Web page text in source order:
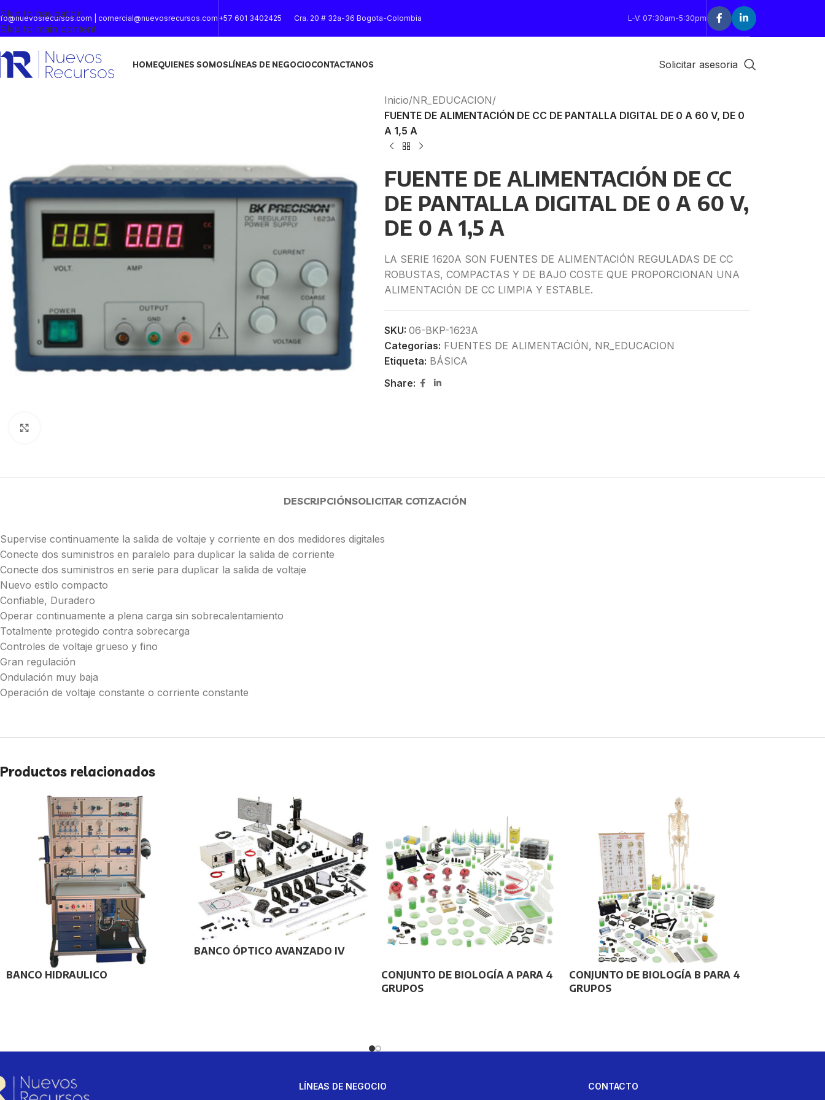
Skip to navigation
Skip to main content
| comercial@nuevosrecursos.com +57 601 3402425 Cra. 20 # 32a-36 Bogota-Colombia L-V: 07:30am-5:30pm
HOMEQUIENES SOMOSLÍNEAS DE NEGOCIOCONTACTANOS Solicitar asesoria
Inicio/NR_EDUCACION/
FUENTE DE ALIMENTACIÓN DE CC DE PANTALLA DIGITAL DE 0 A 60 V, DE 0
A 1,5 A
FUENTE DE ALIMENTACIÓN DE CC
DE PANTALLA DIGITAL DE 0 A 60 V,
DE 0 A 1,5 A
LA SERIE 1620A SON FUENTES DE ALIMENTACIÓN REGULADAS DE CC
ROBUSTAS, COMPACTAS Y DE BAJO COSTE QUE PROPORCIONAN UNA
ALIMENTACIÓN DE CC LIMPIA Y ESTABLE.
SKU: 06-BKP-1623A
Categorías: FUENTES DE ALIMENTACIÓN, NR_EDUCACION
Etiqueta: BÁSICA
Share:
DESCRIPCIÓNSOLICITAR COTIZACIÓN
Supervise continuamente la salida de voltaje y corriente en dos medidores digitales
Conecte dos suministros en paralelo para duplicar la salida de corriente
Conecte dos suministros en serie para duplicar la salida de voltaje
Nuevo estilo compacto
Confiable, Duradero
Operar continuamente a plena carga sin sobrecalentamiento
Totalmente protegido contra sobrecarga
Controles de voltaje grueso y fino
Gran regulación
Ondulación muy baja
Operación de voltaje constante o corriente constante
Productos relacionados
BANCO HIDRAULICO
BANCO ÓPTICO AVANZADO IV
CONJUNTO DE BIOLOGÍA A PARA 4
GRUPOS
CONJUNTO DE BIOLOGÍA B PARA 4
GRUPOS
LÍNEAS DE NEGOCIO CONTACTO